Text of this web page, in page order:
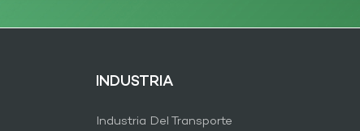
INDUSTRIA
Industria Del Transporte